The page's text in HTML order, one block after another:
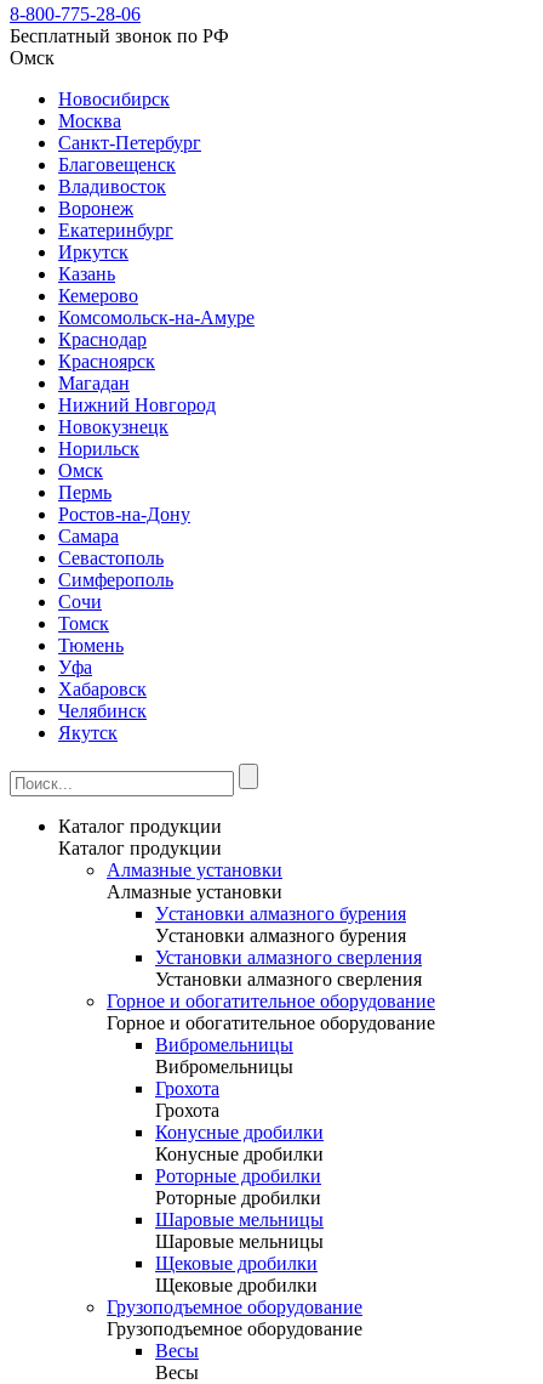
8-800-775-28-06
Бесплатный звонок по РФ
Омск
Новосибирск
Москва
Санкт-Петербург
Благовещенск
Владивосток
Воронеж
Екатеринбург
Иркутск
Казань
Кемерово
Комсомольск-на-Амуре
Краснодар
Красноярск
Магадан
Нижний Новгород
Новокузнецк
Норильск
Омск
Пермь
Ростов-на-Дону
Самара
Севастополь
Симферополь
Сочи
Томск
Тюмень
Уфа
Хабаровск
Челябинск
Якутск
Каталог продукции
Каталог продукции
Алмазные установки
Алмазные установки
Уcтановки алмазного бурения
Уcтановки алмазного бурения
Установки алмазного сверления
Установки алмазного сверления
Горное и обогатительное оборудование
Горное и обогатительное оборудование
Вибромельницы
Вибромельницы
Грохота
Грохота
Конусные дробилки
Конусные дробилки
Роторные дробилки
Роторные дробилки
Шаровые мельницы
Шаровые мельницы
Щековые дробилки
Щековые дробилки
Грузоподъемное оборудование
Грузоподъемное оборудование
Весы
Весы